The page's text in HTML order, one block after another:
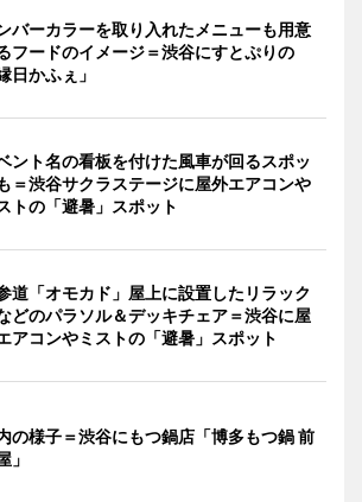
バーカラーを取り入れたメニューも用意
フードのイメージ＝渋谷にすとぷりの
日かふぇ」
ント名の看板を付けた風車が回るスポッ
＝渋谷サクラステージに屋外エアコンや
トの「避暑」スポット
道「オモカド」屋上に設置したリラック
どのパラソル＆デッキチェア＝渋谷に屋
アコンやミストの「避暑」スポット
の様子＝渋谷にもつ鍋店「博多もつ鍋 前
」